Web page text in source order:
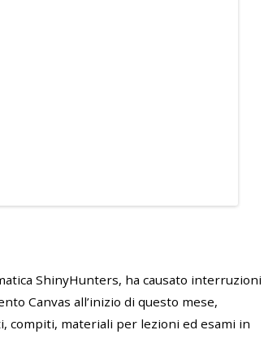
ShinyHunters, ha causato interruzioni
Canvas all’inizio di questo mese,
compiti, materiali per lezioni ed esami in